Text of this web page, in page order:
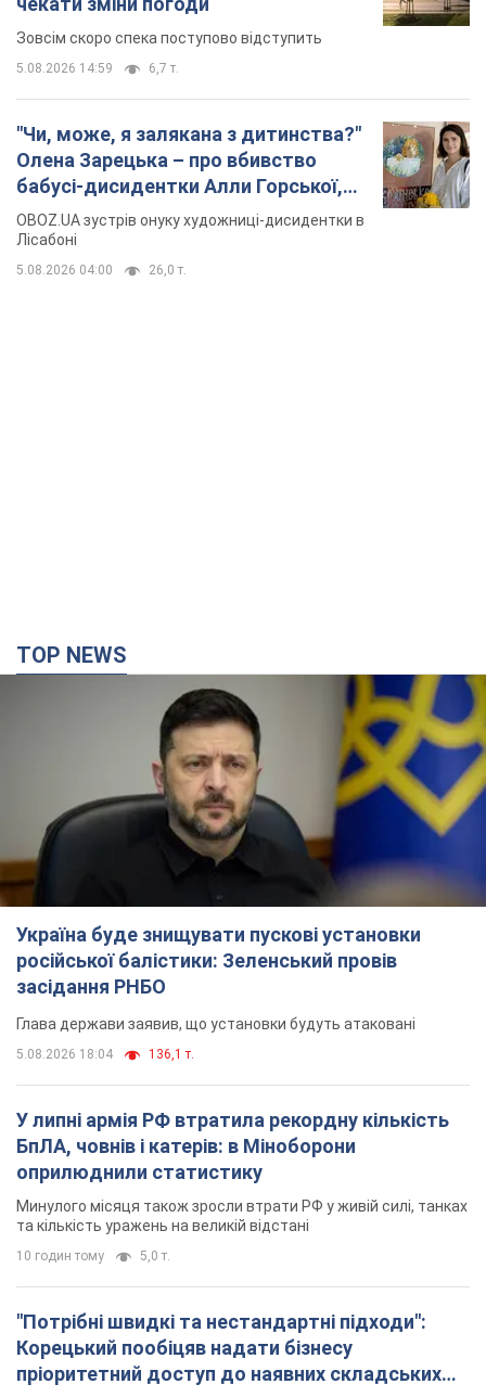
Україна буде знищувати пускові установки
російської балістики: Зеленський провів
Глава держави заявив, що установки будуть атаковані
136,1 т.
У липні армія РФ втратила рекордну кількість
БпЛА, човнів і катерів: в Міноборони
оприлюднили статистику
Минулого місяця також зросли втрати РФ у живій силі, танках
та кількість уражень на великій відстані
10 годин тому
"Потрібні швидкі та нестандартні підходи":
Корецький пообіцяв надати бізнесу
пріоритетний доступ до наявних складських
приміщень
Так чи так, бізнес після обстрілів отримає підтримку
6 годин тому 1,3 т.